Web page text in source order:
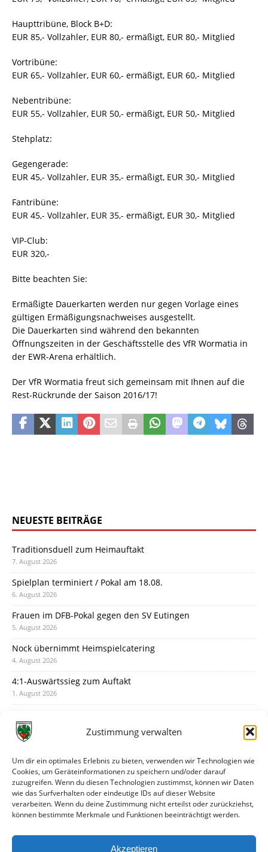
Zustimmung verwalten
Um dir ein optimales Erlebnis zu bieten, verwenden wir Technologien wie
Cookies, um Geräteinformationen zu speichern und/oder darauf
zuzugreifen. Wenn du diesen Technologien zustimmst, können wir Daten
wie das Surfverhalten oder eindeutige IDs auf dieser Website
verarbeiten. Wenn du deine Zustimmung nicht erteilst oder zurückziehst,
können bestimmte Merkmale und Funktionen beeinträchtigt werden.
Akzeptieren
Haupttribüne, Block B+D:
EUR 85,- Vollzahler, EUR 80,- ermäßigt, EUR 80,- Mitglied
Vortribüne:
EUR 65,- Vollzahler, EUR 60,- ermäßigt, EUR 60,- Mitglied
Nebentribüne:
EUR 55,- Vollzahler, EUR 50,- ermäßigt, EUR 50,- Mitglied
Stehplatz:
Gegengerade:
EUR 45,- Vollzahler, EUR 35,- ermäßigt, EUR 30,- Mitglied
Fantribüne:
EUR 45,- Vollzahler, EUR 35,- ermäßigt, EUR 30,- Mitglied
VIP-Club:
EUR 320,-
Bitte beachten Sie:
Ermäßigte Dauerkarten werden nur gegen Vorlage eines
gültigen Ermäßigungsnachweises ausgestellt.
Die Dauerkarten sind während den bekannten
Öffnungszeiten in der Geschäftsstelle des VfR Wormatia in
der EWR-Arena erhältlich.
Der VfR Wormatia freut sich gemeinsam mit Ihnen auf die
Rest-Rückrunde der Saison 2016/17!
NEUESTE BEITRÄGE
Traditionsduell zum Heimauftakt
7. August 2026
Spielplan terminiert / Pokal am 18.08.
6. August 2026
Frauen im DFB-Pokal gegen den SV Eutingen
5. August 2026
Nock übernimmt Heimspielcatering
4. August 2026
4:1-Auswärtssieg zum Auftakt
1. August 2026
31. Juli 2026
30. Juli 2026
Deine Spielminute: 89+1
28. Juli 2026
Neuer Rückensponsor
Neue Podcast-Folge: So tickt Björn!